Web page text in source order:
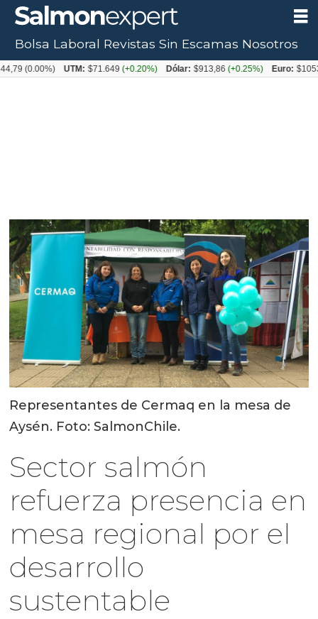
Representantes de Cermaq en la mesa de
Aysén. Foto: SalmonChile.
Sector salmón
refuerza presencia en
mesa regional por el
desarrollo
sustentable
Bolsa Laboral Revistas Sin Escamas Nosotros
UTM: $71.649(+0.20%) Dólar: $913,86(+0.25%) Euro: $1053,08(-